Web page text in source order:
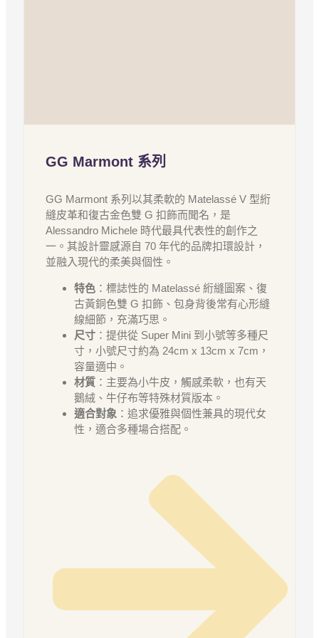
GG Marmont 系列
GG Marmont 系列以其柔軟的 Matelassé V 型絎
縫皮革和復古金色雙 G 扣飾而聞名，是
Alessandro Michele 時代最具代表性的創作之
一。其設計靈感源自 70 年代的品牌扣環設計，
並融入現代的柔美與個性。
特色 ：標誌性的 Matelassé 絎縫圖案、復
古黃銅色雙 G 扣飾、包身背後常有心形縫
線細節，充滿巧思。
尺寸 ：提供從 Super Mini 到小號等多種尺
寸，小號尺寸約為 24cm x 13cm x 7cm，
容量適中。
材質 ：主要為小牛皮，觸感柔軟，也有天
鵝絨、牛仔布等特殊材質版本。
適合對象 ：追求優雅與個性兼具的現代女
性，適合多種場合搭配。